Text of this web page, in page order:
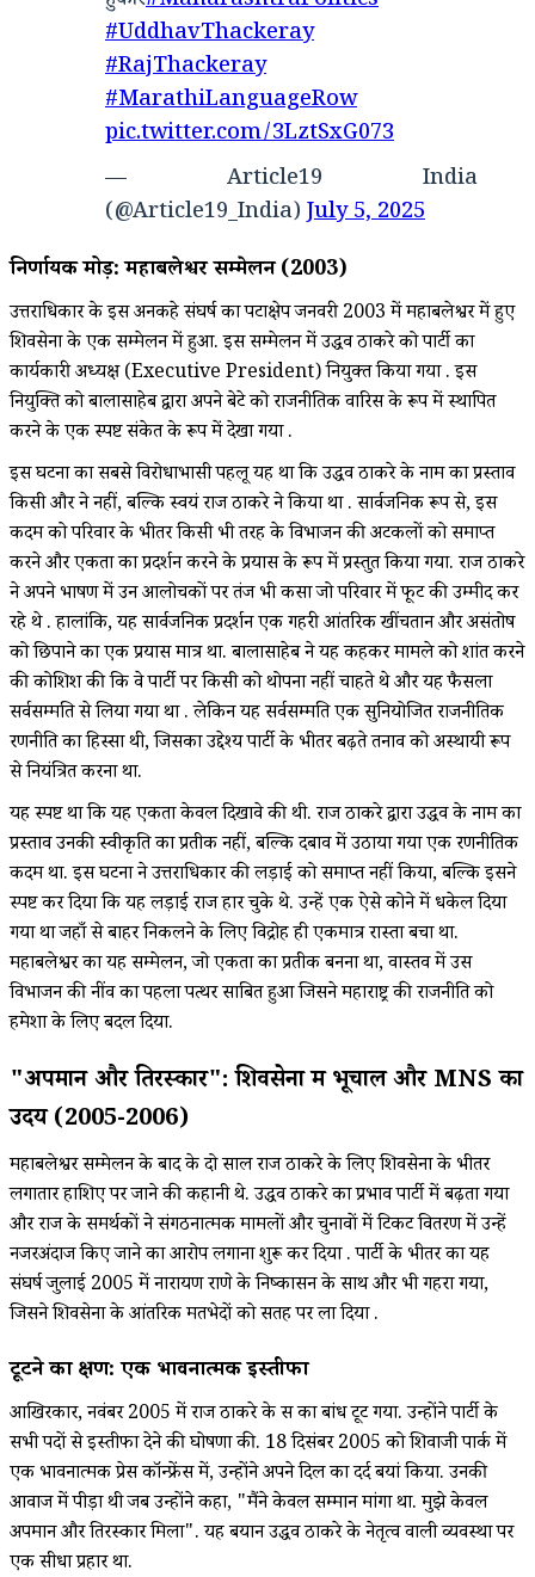
#UddhavThackeray
#RajThackeray
#MarathiLanguageRow
pic.twitter.com/3LztSxG073
— Article19 India
(@Article19_India)July 5, 2025
निर्णायक मोड़: महाबलेश्वर सम्मेलन (2003)
उत्तराधिकार के इस अनकहे संघर्ष का पटाक्षेप जनवरी 2003 में महाबलेश्वर में हुए
शिवसेना के एक सम्मेलन में हुआ. इस सम्मेलन में उद्धव ठाकरे को पार्टी का
कार्यकारी अध्यक्ष (Executive President) नियुक्त किया गया . इस
नियुक्ति को बालासाहेब द्वारा अपने बेटे को राजनीतिक वारिस के रूप में स्थापित
करने के एक स्पष्ट संकेत के रूप में देखा गया .
इस घटना का सबसे विरोधाभासी पहलू यह था कि उद्धव ठाकरे के नाम का प्रस्ताव
किसी और ने नहीं, बल्कि स्वयं राज ठाकरे ने किया था . सार्वजनिक रूप से, इस
कदम को परिवार के भीतर किसी भी तरह के विभाजन की अटकलों को समाप्त
करने और एकता का प्रदर्शन करने के प्रयास के रूप में प्रस्तुत किया गया. राज ठाकरे
ने अपने भाषण में उन आलोचकों पर तंज भी कसा जो परिवार में फूट की उम्मीद कर
रहे थे . हालांकि, यह सार्वजनिक प्रदर्शन एक गहरी आंतरिक खींचतान और असंतोष
को छिपाने का एक प्रयास मात्र था. बालासाहेब ने यह कहकर मामले को शांत करने
की कोशिश की कि वे पार्टी पर किसी को थोपना नहीं चाहते थे और यह फैसला
सर्वसम्मति से लिया गया था . लेकिन यह सर्वसम्मति एक सुनियोजित राजनीतिक
रणनीति का हिस्सा थी, जिसका उद्देश्य पार्टी के भीतर बढ़ते तनाव को अस्थायी रूप
से नियंत्रित करना था.
यह स्पष्ट था कि यह एकता केवल दिखावे की थी. राज ठाकरे द्वारा उद्धव के नाम का
प्रस्ताव उनकी स्वीकृति का प्रतीक नहीं, बल्कि दबाव में उठाया गया एक रणनीतिक
कदम था. इस घटना ने उत्तराधिकार की लड़ाई को समाप्त नहीं किया, बल्कि इसने
स्पष्ट कर दिया कि यह लड़ाई राज हार चुके थे. उन्हें एक ऐसे कोने में धकेल दिया
गया था जहाँ से बाहर निकलने के लिए विद्रोह ही एकमात्र रास्ता बचा था.
महाबलेश्वर का यह सम्मेलन, जो एकता का प्रतीक बनना था, वास्तव में उस
विभाजन की नींव का पहला पत्थर साबित हुआ जिसने महाराष्ट्र की राजनीति को
हमेशा के लिए बदल दिया.
"अपमान और तिरस्कार": शिवसेना में भूचाल और MNS का
उदय (2005-2006)
महाबलेश्वर सम्मेलन के बाद के दो साल राज ठाकरे के लिए शिवसेना के भीतर
लगातार हाशिए पर जाने की कहानी थे. उद्धव ठाकरे का प्रभाव पार्टी में बढ़ता गया
और राज के समर्थकों ने संगठनात्मक मामलों और चुनावों में टिकट वितरण में उन्हें
नजरअंदाज किए जाने का आरोप लगाना शुरू कर दिया . पार्टी के भीतर का यह
संघर्ष जुलाई 2005 में नारायण राणे के निष्कासन के साथ और भी गहरा गया,
जिसने शिवसेना के आंतरिक मतभेदों को सतह पर ला दिया .
टूटने का क्षण: एक भावनात्मक इस्तीफा
आखिरकार, नवंबर 2005 में राज ठाकरे के सब्र का बांध टूट गया. उन्होंने पार्टी के
सभी पदों से इस्तीफा देने की घोषणा की. 18 दिसंबर 2005 को शिवाजी पार्क में
एक भावनात्मक प्रेस कॉन्फ्रेंस में, उन्होंने अपने दिल का दर्द बयां किया. उनकी
आवाज में पीड़ा थी जब उन्होंने कहा, "मैंने केवल सम्मान मांगा था. मुझे केवल
अपमान और तिरस्कार मिला". यह बयान उद्धव ठाकरे के नेतृत्व वाली व्यवस्था पर
एक सीधा प्रहार था.